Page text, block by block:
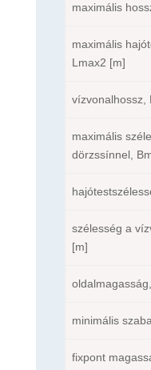
maximális
maximális
Lmax2 [m]
vízvonalhossz,
maximális
dörzssínnel,
szélesség a
[m]
minimális
fixpont